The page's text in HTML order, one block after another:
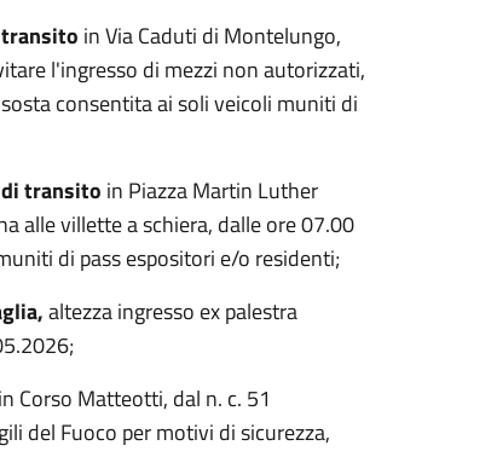
in Via Caduti di Montelungo,
l'ingresso di mezzi non autorizzati,
consentita ai soli veicoli muniti di
transito in Piazza Martin Luther
alle villette a schiera, dalle ore 07.00
di pass espositori e/o residenti;
altezza ingresso ex palestra
Corso Matteotti, dal n. c. 51
del Fuoco per motivi di sicurezza,